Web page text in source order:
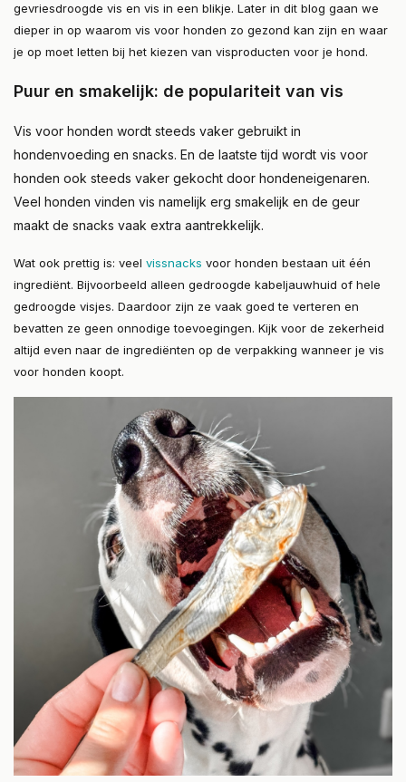
gevriesdroogde vis en vis in een blikje. Later in dit blog gaan we
dieper in op waarom vis voor honden zo gezond kan zijn en waar
je op moet letten bij het kiezen van visproducten voor je hond.
Puur en smakelijk: de populariteit van vis
Vis voor honden wordt steeds vaker gebruikt in
hondenvoeding en snacks. En de laatste tijd wordt vis voor
honden ook steeds vaker gekocht door hondeneigenaren.
Veel honden vinden vis namelijk erg smakelijk en de geur
maakt de snacks vaak extra aantrekkelijk.
Wat ook prettig is: veel vissnacks voor honden bestaan uit één
ingrediënt. Bijvoorbeeld alleen gedroogde kabeljauwhuid of hele
gedroogde visjes. Daardoor zijn ze vaak goed te verteren en
bevatten ze geen onnodige toevoegingen. Kijk voor de zekerheid
altijd even naar de ingrediënten op de verpakking wanneer je vis
voor honden koopt.